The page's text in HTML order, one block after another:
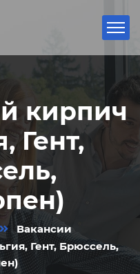
кирпич
Гент,
Вакансии
Гент, Брюссель,